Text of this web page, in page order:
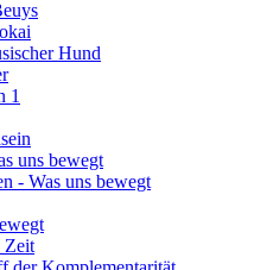
Hund
1
uns bewegt
- Was uns bewegt
Zeit